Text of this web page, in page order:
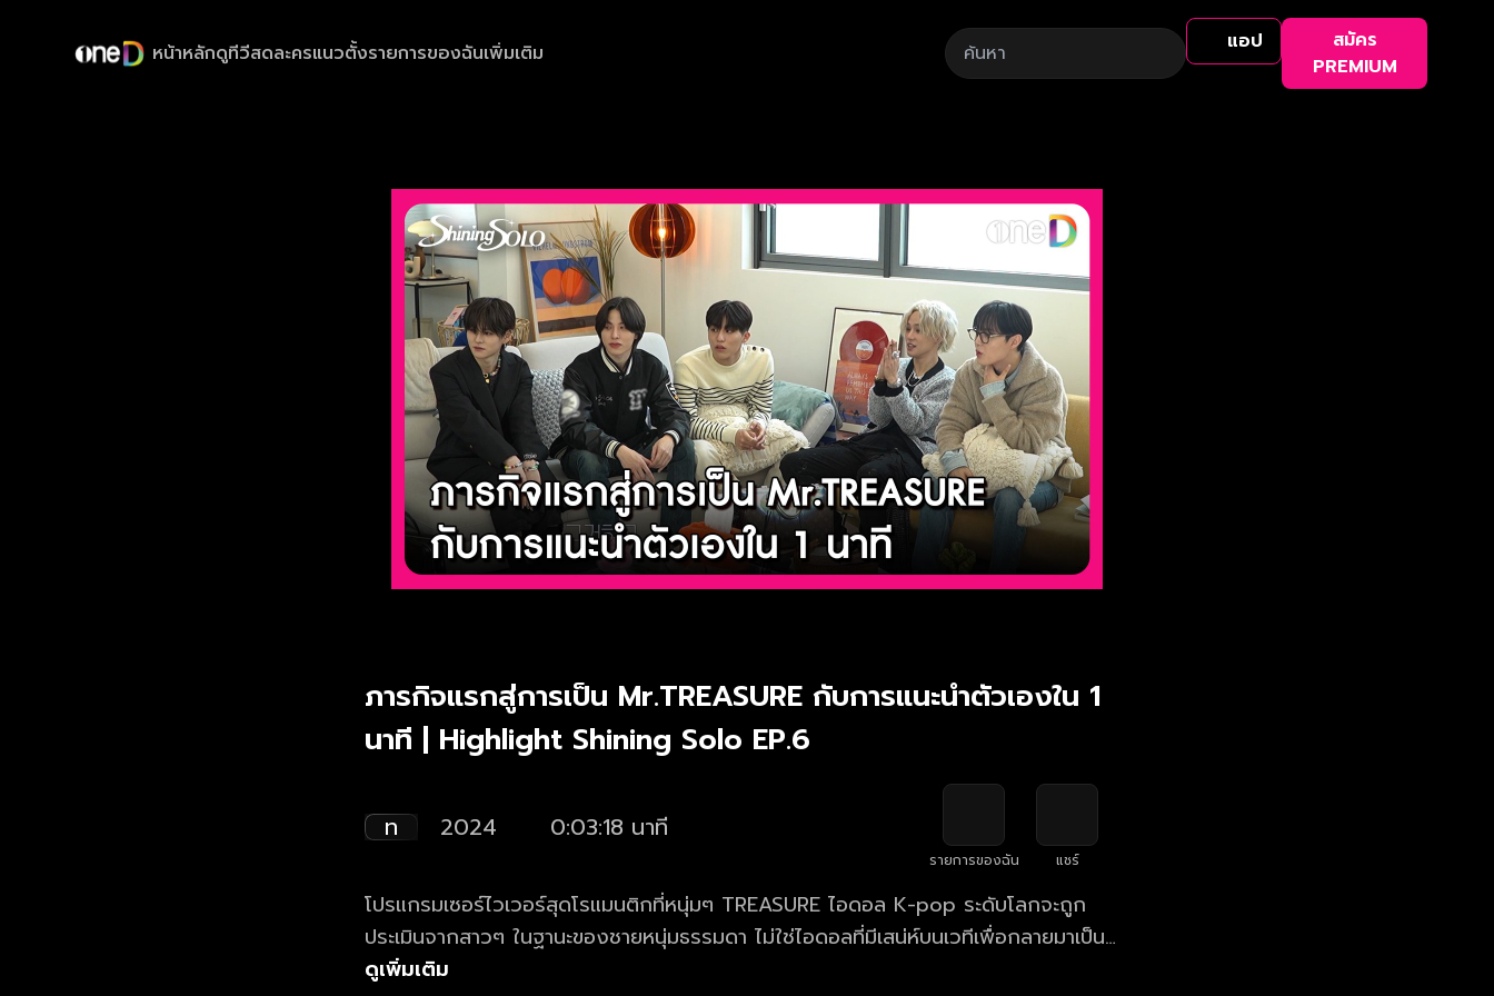
หน้าหลักดูทีวีสดละครแนวตั้งรายการของฉันเพิ่มเติม แอป
สมัคร
PREMIUM
ภารกิจแรกสู่การเป็น Mr.TREASURE กับการแนะนำตัวเองใน 1
นาที | Highlight Shining Solo EP.6
ท 2024 0:03:18 นาที
รายการของฉัน แชร์
โปรแกรมเซอร์ไวเวอร์สุดโรแมนติกที่หนุ่มๆ TREASURE ไอดอล K-pop ระดับโลกจะถูก
ประเมินจากสาวๆ ในฐานะของชายหนุ่มธรรมดา ไม่ใช่ไอดอลที่มีเสน่ห์บนเวทีเพื่อกลายมาเป็น
‘หนุ่มสมบัติ’
ดูเพิ่มเติม